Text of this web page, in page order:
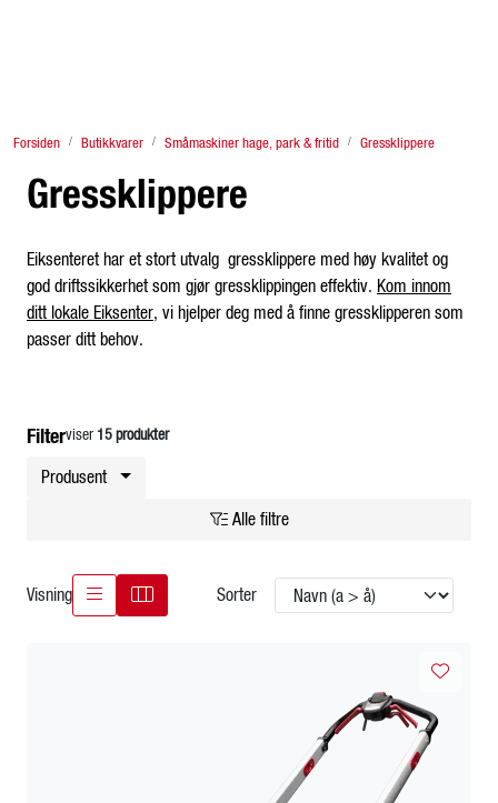
Forsiden Butikkvarer Småmaskiner hage, park & fritid Gressklippere
Gressklippere
Eiksenteret har et stort utvalg gressklippere med høy kvalitet og
god driftssikkerhet som gjør gressklippingen effektiv. Kom innom
ditt lokale Eiksenter, vi hjelper deg med å finne gressklipperen som
passer ditt behov.
Filterviser 15 produkter
Produsent
Alle filtre
Visning Sorter
Tjenester
Traktor
Redskap og store maskiner
Butikkvarer
Karriere